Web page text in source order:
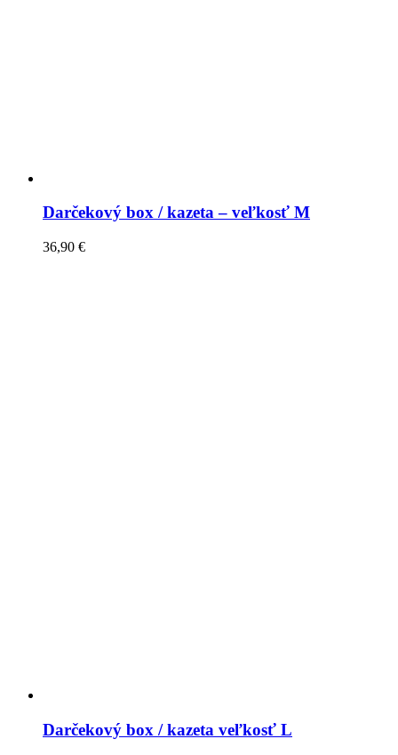
Darčekový box / kazeta – veľkosť M
36,90 €
Darčekový box / kazeta veľkosť L